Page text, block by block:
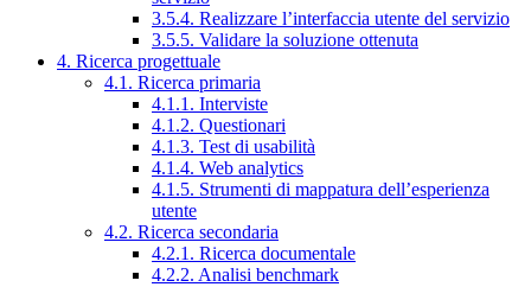
3.5.4. Realizzare l’interfaccia utente del servizio
3.5.5. Validare la soluzione ottenuta
4. Ricerca progettuale
4.1. Ricerca primaria
4.1.1. Interviste
4.1.2. Questionari
4.1.3. Test di usabilità
4.1.4. Web analytics
4.1.5. Strumenti di mappatura dell’esperienza
utente
4.2. Ricerca secondaria
4.2.1. Ricerca documentale
4.2.2. Analisi benchmark